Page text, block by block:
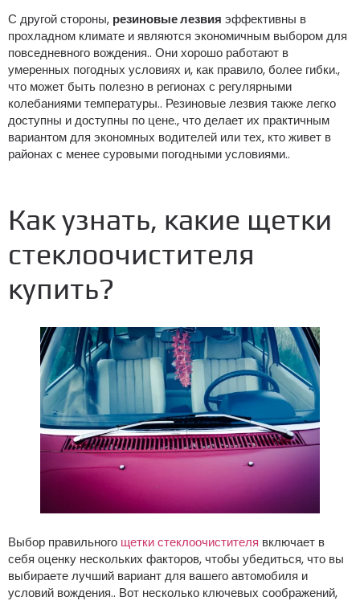
С другой стороны, резиновые лезвия эффективны в
прохладном климате и являются экономичным выбором для
повседневного вождения.. Они хорошо работают в
умеренных погодных условиях и, как правило, более гибки.,
что может быть полезно в регионах с регулярными
колебаниями температуры.. Резиновые лезвия также легко
доступны и доступны по цене., что делает их практичным
вариантом для экономных водителей или тех, кто живет в
районах с менее суровыми погодными условиями..
Как узнать, какие щетки
стеклоочистителя
купить?
Выбор правильного щетки стеклоочистителя включает в
себя оценку нескольких факторов, чтобы убедиться, что вы
выбираете лучший вариант для вашего автомобиля и
условий вождения.. Вот несколько ключевых соображений,